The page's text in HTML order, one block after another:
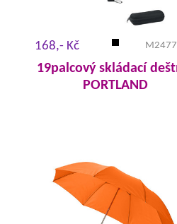
168,- Kč
19palcový skládací
PORTLAND